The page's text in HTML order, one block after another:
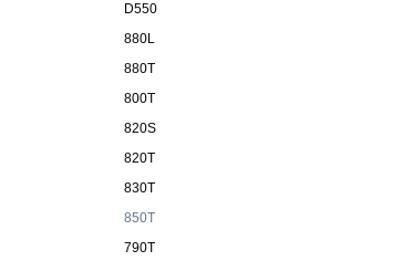
D550
880L
880T
800T
820S
820T
830T
850T
790T